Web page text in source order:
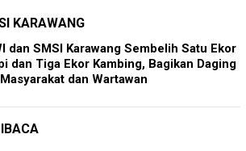
KARAWANG
dan SMSI Karawang Sembelih Satu Ekor
dan Tiga Ekor Kambing, Bagikan Daging
dan Wartawan